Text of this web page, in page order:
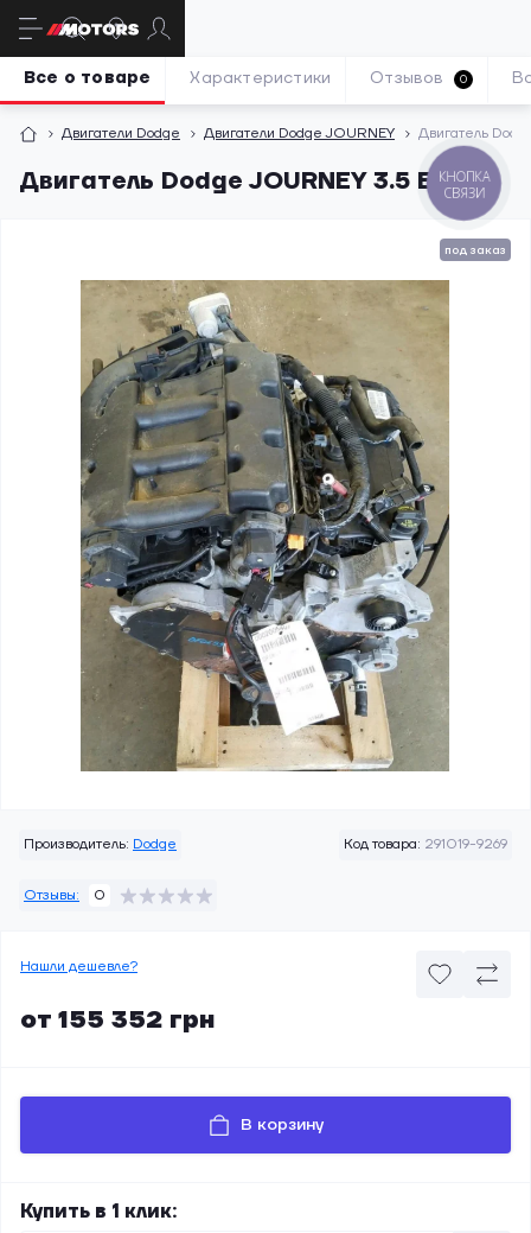
Двигатели Dodge Двигатели Dodge JOURNEY Двигатель
Двигатель Dodge JOURNEY 3.5 EGF
Все о товаре Характеристики Отзывов 0
под заказ
Производитель: Dodge Код товара: 291019-9269
Отзывы: 0
Нашли дешевле?
от 155 352 грн
В корзину
Купить в 1 клик:
КНОПКА
СВЯЗИ